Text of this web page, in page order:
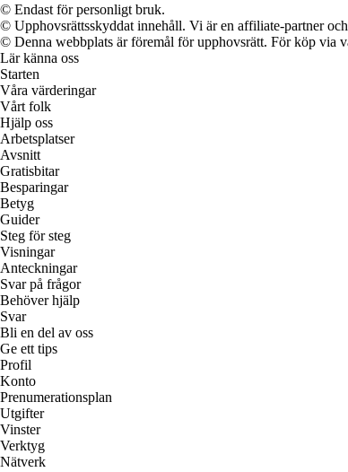
© Endast för personligt bruk.
© Upphovsrättsskyddat innehåll. Vi är en affiliate-partner
© Denna webbplats är föremål för upphovsrätt. För köp via
Lär känna oss
Starten
Våra värderingar
Vårt folk
Hjälp oss
Arbetsplatser
Avsnitt
Gratisbitar
Besparingar
Betyg
Guider
Steg för steg
Visningar
Anteckningar
Svar på frågor
Behöver hjälp
Svar
Bli en del av oss
Ge ett tips
Profil
Konto
Prenumerationsplan
Utgifter
Vinster
Verktyg
Nätverk